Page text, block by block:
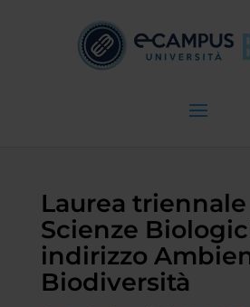
Laurea
Scienze
indirizzo
Biodiversità